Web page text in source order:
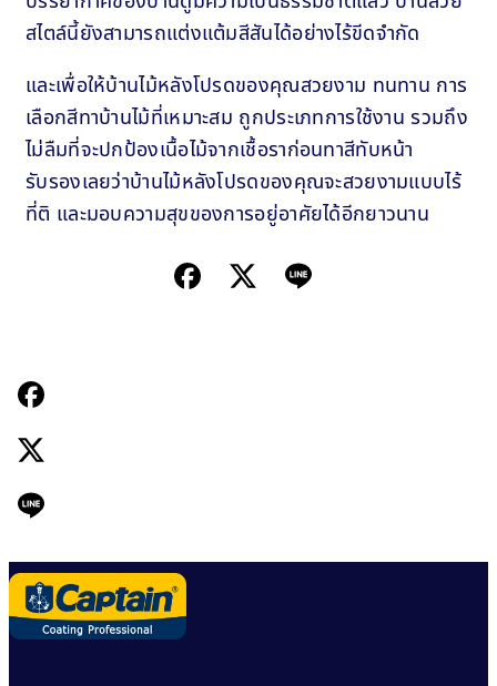
สไตล์นี้ยังสามารถแต่งแต้มสีสันได้อย่างไร้ขีดจำกัด
และเพื่อให้บ้านไม้หลังโปรดของคุณสวยงาม ทนทาน การ
เลือกสีทาบ้านไม้ที่เหมาะสม ถูกประเภทการใช้งาน รวมถึง
ไม่ลืมที่จะปกป้องเนื้อไม้จากเชื้อราก่อนทาสีทับหน้า
รับรองเลยว่าบ้านไม้หลังโปรดของคุณจะสวยงามแบบไร้
ที่ติ และมอบความสุขของการอยู่อาศัยได้อีกยาวนาน